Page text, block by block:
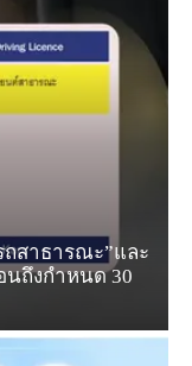
สาธารณะ”และ
ถึงกำหนด 30